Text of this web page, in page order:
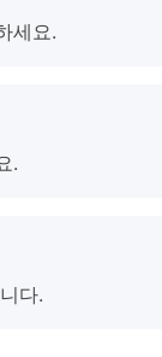
세요.
.
다.